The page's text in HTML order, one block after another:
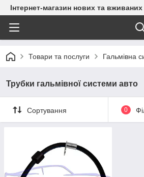
Інтернет-магазин нових та
Товари та послуги Гальмівна
Трубки гальмівної системи авто
Сортування 0